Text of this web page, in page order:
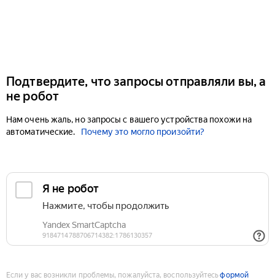
Подтвердите, что запросы отправляли вы, а
не робот
Нам очень жаль, но запросы с вашего устройства похожи на
автоматические.
Почему это могло произойти?
Если у вас возникли проблемы, пожалуйста, воспользуйтесьформой